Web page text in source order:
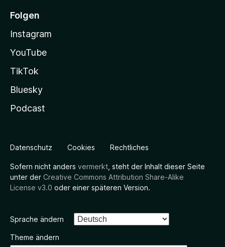
Folgen
Instagram
YouTube
TikTok
Bluesky
Podcast
Datenschutz Cookies Rechtliches
Sofern nicht anders vermerkt , steht der Inhalt dieser Seite
unter der Creative Commons Attribution Share-Alike
License v3.0 oder einer späteren Version.
Sprache ändern
Theme ändern